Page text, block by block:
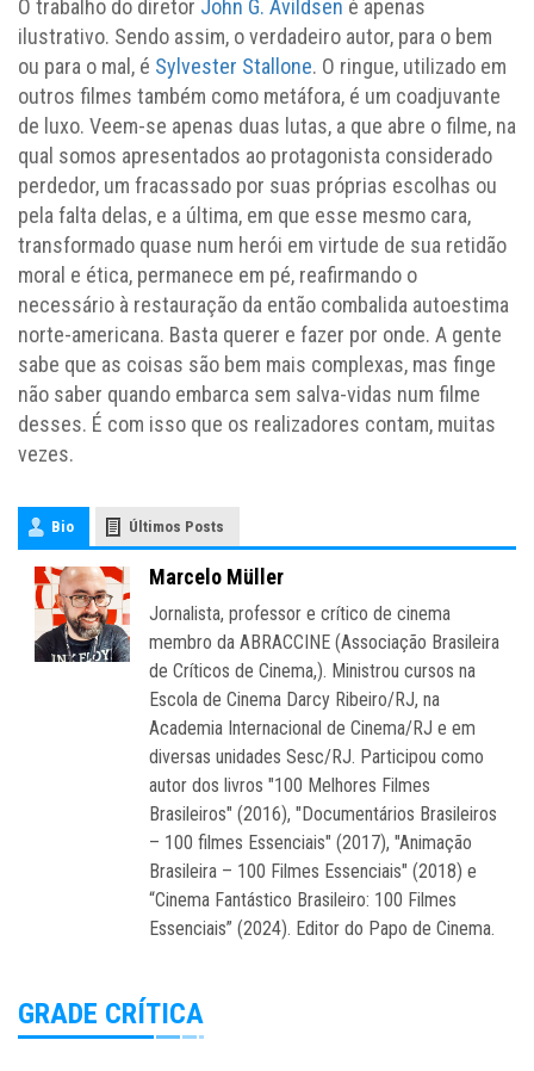
O trabalho do diretor John G. Avildsen é apenas
ilustrativo. Sendo assim, o verdadeiro autor, para o bem
ou para o mal, é Sylvester Stallone. O ringue, utilizado em
outros filmes também como metáfora, é um coadjuvante
de luxo. Veem-se apenas duas lutas, a que abre o filme, na
qual somos apresentados ao protagonista considerado
perdedor, um fracassado por suas próprias escolhas ou
pela falta delas, e a última, em que esse mesmo cara,
transformado quase num herói em virtude de sua retidão
moral e ética, permanece em pé, reafirmando o
necessário à restauração da então combalida autoestima
norte-americana. Basta querer e fazer por onde. A gente
sabe que as coisas são bem mais complexas, mas finge
não saber quando embarca sem salva-vidas num filme
desses. É com isso que os realizadores contam, muitas
vezes.
Bio Últimos Posts
Marcelo Müller
Jornalista, professor e crítico de cinema
membro da ABRACCINE (Associação Brasileira
de Críticos de Cinema,). Ministrou cursos na
Escola de Cinema Darcy Ribeiro/RJ, na
Academia Internacional de Cinema/RJ e em
diversas unidades Sesc/RJ. Participou como
autor dos livros "100 Melhores Filmes
Brasileiros" (2016), "Documentários Brasileiros
– 100 filmes Essenciais" (2017), "Animação
Brasileira – 100 Filmes Essenciais" (2018) e
“Cinema Fantástico Brasileiro: 100 Filmes
Essenciais” (2024). Editor do Papo de Cinema.
GRADE CRÍTICA